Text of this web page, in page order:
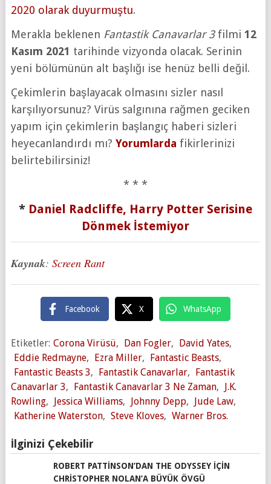
2020 olarak duyurmuştu.
Merakla beklenen Fantastik Canavarlar 3filmi 12
Kasım 2021 tarihinde vizyonda olacak. Serinin
yeni bölümünün alt başlığı ise henüz belli değil.
Çekimlerin başlayacak olmasını sizler nasıl
karşılıyorsunuz? Virüs salgınına rağmen geciken
yapım için çekimlerin başlangıç haberi sizleri
heyecanlandırdı mı? Yorumlarda fikirlerinizi
belirtebilirsiniz!
* * *
* Daniel Radcliffe, Harry Potter Serisine
Dönmek İstemiyor
Kaynak: Screen Rant
Facebook X WhatsApp
Etiketler: Corona Virüsü, Dan Fogler, David Yates,
Eddie Redmayne, Ezra Miller, Fantastic Beasts,
Fantastic Beasts 3, Fantastik Canavarlar, Fantastik
Canavarlar 3, Fantastik Canavarlar 3 Ne Zaman, J.K.
Rowling, Jessica Williams, Johnny Depp, Jude Law,
Katherine Waterston, Steve Kloves, Warner Bros.
İlginizi Çekebilir
ROBERT PATTINSON’DAN THE ODYSSEY IÇIN
CHRISTOPHER NOLAN’A BÜYÜK ÖVGÜ